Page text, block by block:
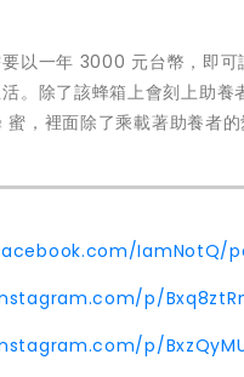
以一年 3000 元台幣，即
。除了該蜂箱上會刻上助
，裡面除了乘載著助養者
IamNotQ/
p/
p/